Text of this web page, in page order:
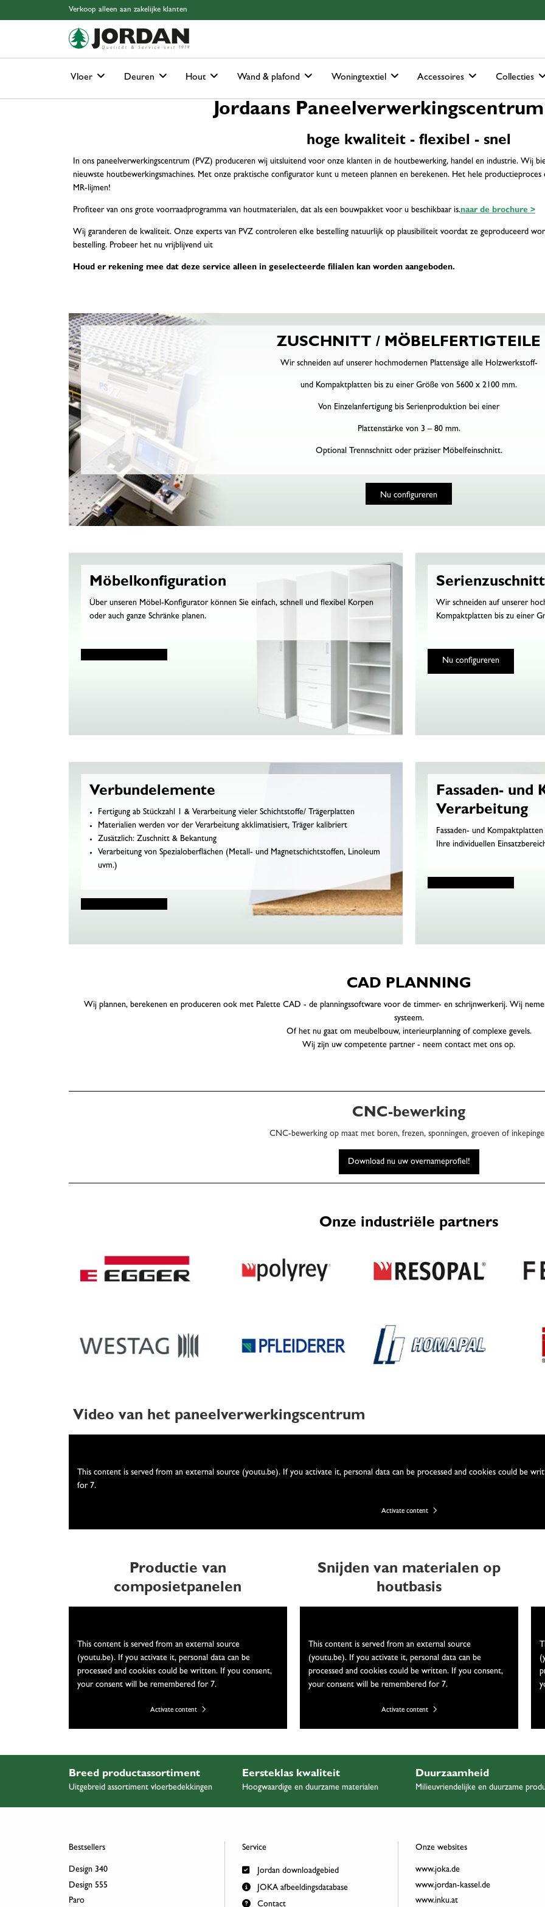
Skip to main content Skip to page header Skip to page footer
Verkoop alleen aan zakelijke klanten
Vloer Deuren Hout Wand & plafond Woningtextiel Accessoires Collecties
Jordaans
hoge kwaliteit - flexibel - snel
In ons paneelverwerkingscentrum (PVZ) produceren wij uitsluitend voor onze klanten in de houtbewerking, handel en industrie. Wij
nieuwste houtbewerkingsmachines. Met onze praktische configurator kunt u meteen plannen en berekenen. Het hele
MR-lijmen!
Profiteer van ons grote voorraadprogramma van houtmaterialen, dat als een bouwpakket voor u beschikbaar is.naar de brochure >
Wij garanderen de kwaliteit. Onze experts van PVZ controleren elke bestelling natuurlijk op plausibiliteit voordat ze geproduceerd
bestelling. Probeer het nu vrijblijvend uit
Houd er rekening mee dat deze service alleen in geselecteerde filialen kan worden aangeboden.
ZUSCHNITT / MÖBELFERTIGTEILE
Wir schneiden auf unserer hochmodernen Plattensäge alle Holzwerkstoff-
und Kompaktplatten bis zu einer Größe von 5600 x 2100 mm.
Von Einzelanfertigung bis Serienproduktion bei einer
Plattenstärke von 3 – 80 mm.
Optional Trennschnitt oder präziser Möbelfeinschnitt.
Nu configureren
Möbelkonfiguration
Über unseren Möbel-Konfigurator können Sie einfach, schnell und flexibel Korpen
oder auch ganze Schränke planen.
Wir schneiden auf unserer
Kompaktplatten bis zu einer
Nu configureren
Verbundelemente
Fertigung ab Stückzahl 1 & Verarbeitung vieler Schichtstoffe/ Trägerplatten
Materialien werden vor der Verarbeitung akklimatisiert, Träger kalibriert
Zusätzlich: Zuschnitt & Bekantung
Verarbeitung von Spezialoberflächen (Metall- und Magnetschichtstoffen, Linoleum
uvm.)
Fassaden- und
Verarbeitung
Fassaden- und
Ihre individuellen
CAD PLANNING
Wij plannen, berekenen en produceren ook met Palette CAD - de planningssoftware voor de timmer- en schrijnwerkerij. Wij
systeem.
Of het nu gaat om meubelbouw, interieurplanning of complexe gevels.
Wij zijn uw competente partner - neem contact met ons op.
CNC-bewerking
CNC-bewerking op maat met boren, frezen, sponningen, groeven of
Download nu uw overnameprofiel!
Onze industriële partners
Video van het paneelverwerkingscentrum
This content is served from an external source (youtu.be). If you activate it, personal data can be processed and cookies could be
for 7.
Activate content
Productie van
composietpanelen
This content is served from an external source
(youtu.be). If you activate it, personal data can be
processed and cookies could be written. If you consent,
your consent will be remembered for 7.
Activate content
Snijden van materialen op
houtbasis
This content is served from an external source
(youtu.be). If you activate it, personal data can be
processed and cookies could be written. If you consent,
your consent will be remembered for 7.
Activate content
Breed productassortiment
Uitgebreid assortiment vloerbedekkingen
Eersteklas kwaliteit
Hoogwaardige en duurzame materialen
Duurzaamheid
Milieuvriendelijke en duurzame
Bestsellers
Design 340
Design 555
Paro
Service
Jordan downloadgebied
JOKA afbeeldingsdatabase
Contact
Onze websites
www.joka.de
www.jordan-kassel.de
www.inku.at